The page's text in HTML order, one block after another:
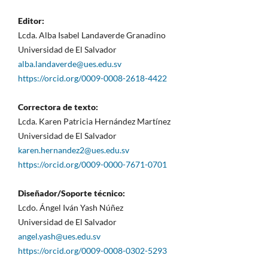
Editor:
Lcda. Alba Isabel Landaverde Granadino
Universidad de El Salvador
alba.landaverde@ues.edu.sv
https://orcid.org/0009-0008-2618-4422
Correctora de texto:
Lcda. Karen Patricia Hernández Martínez
Universidad de El Salvador
karen.hernandez2@ues.edu.sv
https://orcid.org/0009-0000-7671-0701
Diseñador/Soporte técnico:
Lcdo. Ángel Iván Yash Núñez
Universidad de El Salvador
angel.yash@ues.edu.sv
https://orcid.org/0009-0008-0302-5293